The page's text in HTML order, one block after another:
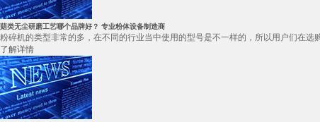
菇类无尘研磨工艺哪个品牌好？ 专业粉体设备制造商
粉碎机的类型非常的多，在不同的行业当中使用的型号是不一样的，所以用户们在
了解详情